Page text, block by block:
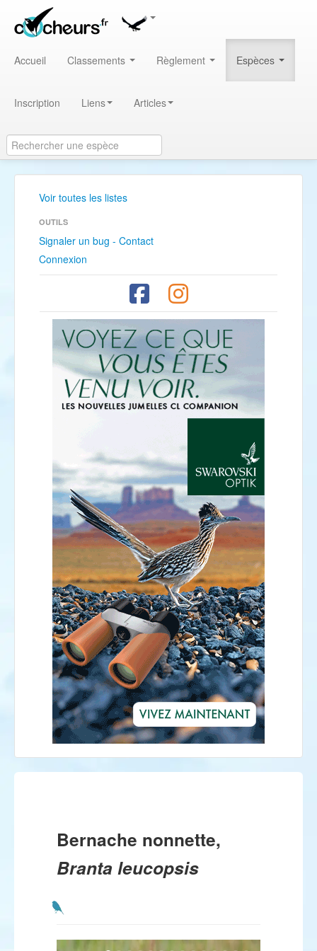
Accueil Classements Règlement Espèces
Inscription Liens Articles
Voir toutes les listes
OUTILS
Signaler un bug - Contact
Connexion
Bernache nonnette,
Branta leucopsis